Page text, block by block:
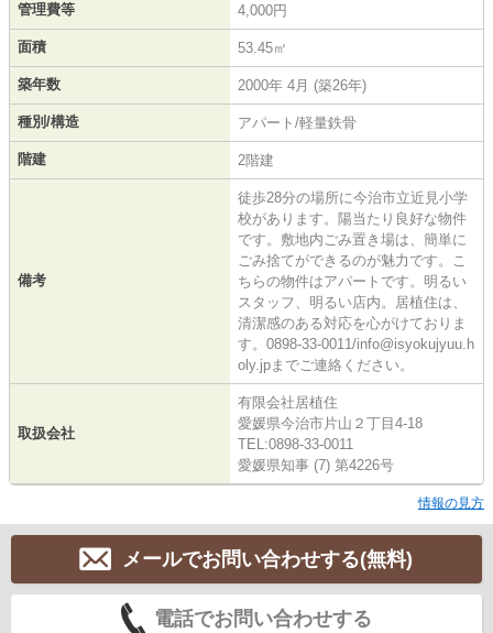
管理費等 4,000円
面積 53.45㎡
築年数 2000年 4月 (築26年)
種別/構造 アパート/軽量鉄骨
階建 2階建
備考
徒歩28分の場所に今治市立近見小学
校があります。陽当たり良好な物件
です。敷地内ごみ置き場は、簡単に
ごみ捨てができるのが魅力です。こ
ちらの物件はアパートです。明るい
スタッフ、明るい店内。居植住は、
清潔感のある対応を心がけておりま
す。0898-33-0011/info@isyokujyuu.h
oly.jpまでご連絡ください。
取扱会社
有限会社居植住
愛媛県今治市片山２丁目4-18
TEL:0898-33-0011
愛媛県知事 (7) 第4226号
情報の見方
メールでお問い合わせする(無料)
電話でお問い合わせする